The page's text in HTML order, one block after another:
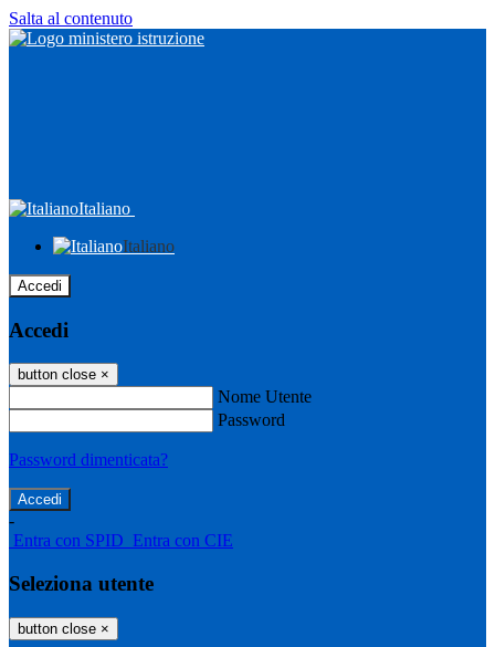
Salta al contenuto
Italiano
Italiano
Accedi
Accedi
button close ×
Nome Utente
Password
Password dimenticata?
-
Entra con SPID Entra con CIE
Seleziona utente
button close ×